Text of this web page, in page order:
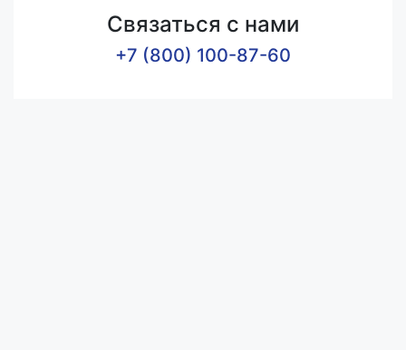
Связаться с нами
+7 (800) 100-87-60